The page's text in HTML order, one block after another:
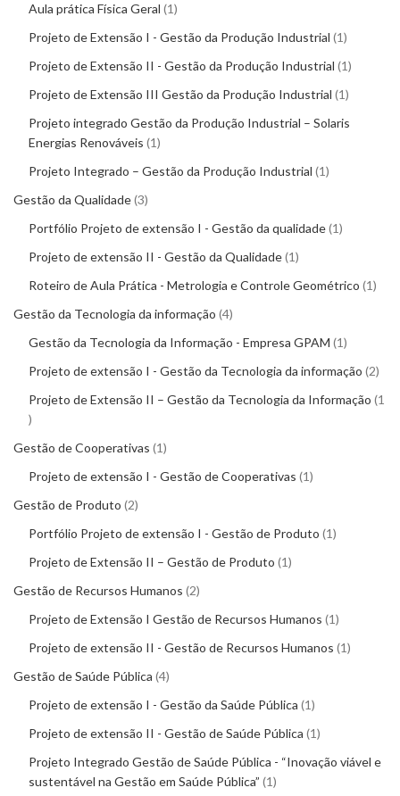
Aula prática Física Geral 1
Projeto de Extensão I - Gestão da Produção Industrial 1
Projeto de Extensão II - Gestão da Produção Industrial 1
Projeto de Extensão III Gestão da Produção Industrial 1
Projeto integrado Gestão da Produção Industrial – Solaris
Energias Renováveis 1
Projeto Integrado – Gestão da Produção Industrial 1
Gestão da Qualidade 3
Portfólio Projeto de extensão I - Gestão da qualidade 1
Projeto de extensão II - Gestão da Qualidade 1
Roteiro de Aula Prática - Metrologia e Controle Geométrico 1
Gestão da Tecnologia da informação 4
Gestão da Tecnologia da Informação - Empresa GPAM 1
Projeto de extensão I - Gestão da Tecnologia da informação 2
Projeto de Extensão II – Gestão da Tecnologia da Informação 1
Gestão de Cooperativas 1
Projeto de extensão I - Gestão de Cooperativas 1
Gestão de Produto 2
Portfólio Projeto de extensão I - Gestão de Produto 1
Projeto de Extensão II – Gestão de Produto 1
Gestão de Recursos Humanos 2
Projeto de Extensão I Gestão de Recursos Humanos 1
Projeto de extensão II - Gestão de Recursos Humanos 1
Gestão de Saúde Pública 4
Projeto de extensão I - Gestão da Saúde Pública 1
Projeto de extensão II - Gestão de Saúde Pública 1
Projeto Integrado Gestão de Saúde Pública - “Inovação viável e
sustentável na Gestão em Saúde Pública” 1